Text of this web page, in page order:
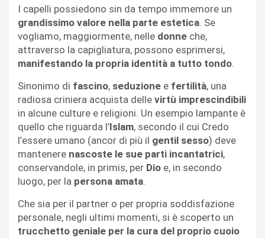
I capelli possiedono sin da tempo immemore un
grandissimo valore nella parte estetica. Se
vogliamo, maggiormente, nelle donne che,
attraverso la capigliatura, possono esprimersi,
manifestando la propria identità a tutto tondo.
Sinonimo di fascino, seduzione e fertilità, una
radiosa criniera acquista delle virtù imprescindibili
in alcune culture e religioni. Un esempio lampante è
quello che riguarda l’Islam, secondo il cui Credo
l’essere umano (ancor di più il gentil sesso) deve
mantenere nascoste le sue parti incantatrici,
conservandole, in primis, per Dio e, in secondo
luogo, per la persona amata.
Che sia per il partner o per propria soddisfazione
personale, negli ultimi momenti, si è scoperto un
trucchetto geniale per la cura del proprio cuoio